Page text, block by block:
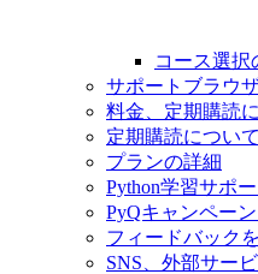
コース選択
サポートブラウ
料金、定期購読
定期購読について
プランの詳細
Python学習サポ
PyQキャンペー
フィードバック
SNS、外部サー